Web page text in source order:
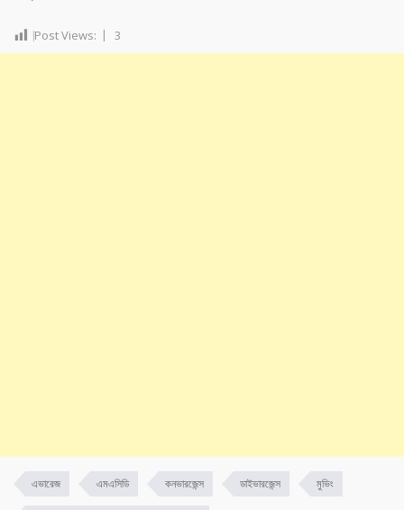
Post Views: 3
এভারেজ এমএসিডি কনভারজেন্স ডাইভারজেন্স মুভিং